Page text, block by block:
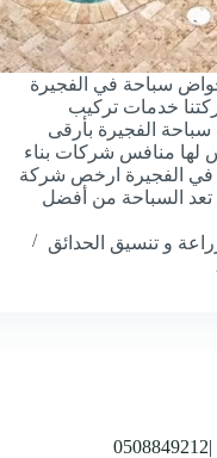
سباحة في الفجيرة
تقدم شركتنا خدمات تركيب
الفجيرة بأرقى
لها منافس شركات بناء
في الفجيرة ارخص شركة
تعد السباحة من أفضل
و تنسيق الحدائق